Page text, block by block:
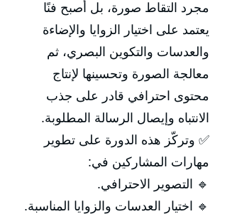
مجرد التقاط صورة، بل أصبح فنًا
يعتمد على اختيار الزوايا والإضاءة
والعدسات والتكوين البصري، ثم
معالجة الصورة وتحسينها لإنتاج
محتوى احترافي قادر على جذب
الانتباه وإيصال الرسالة المطلوبة.
✅ وتركّز هذه الدورة على تطوير
مهارات المشاركين في:
🔹 التصوير الاحترافي.
🔹 اختيار العدسات والزوايا المناسبة.